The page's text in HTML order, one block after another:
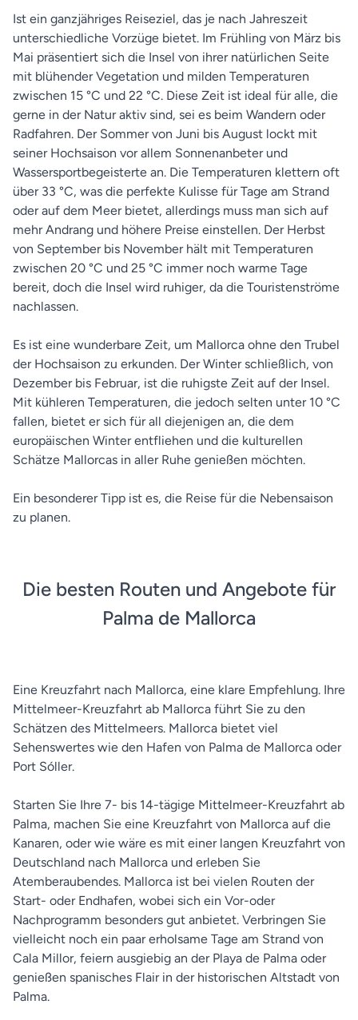
Ist ein ganzjähriges Reiseziel, das je nach Jahreszeit
unterschiedliche Vorzüge bietet. Im Frühling von März bis
Mai präsentiert sich die Insel von ihrer natürlichen Seite
mit blühender Vegetation und milden Temperaturen
zwischen 15 °C und 22 °C. Diese Zeit ist ideal für alle, die
gerne in der Natur aktiv sind, sei es beim Wandern oder
Radfahren. Der Sommer von Juni bis August lockt mit
seiner Hochsaison vor allem Sonnenanbeter und
Wassersportbegeisterte an. Die Temperaturen klettern oft
über 33 °C, was die perfekte Kulisse für Tage am Strand
oder auf dem Meer bietet, allerdings muss man sich auf
mehr Andrang und höhere Preise einstellen. Der Herbst
von September bis November hält mit Temperaturen
zwischen 20 °C und 25 °C immer noch warme Tage
bereit, doch die Insel wird ruhiger, da die Touristenströme
nachlassen.
Es ist eine wunderbare Zeit, um Mallorca ohne den Trubel
der Hochsaison zu erkunden. Der Winter schließlich, von
Dezember bis Februar, ist die ruhigste Zeit auf der Insel.
Mit kühleren Temperaturen, die jedoch selten unter 10 °C
fallen, bietet er sich für all diejenigen an, die dem
europäischen Winter entfliehen und die kulturellen
Schätze Mallorcas in aller Ruhe genießen möchten.
Ein besonderer Tipp ist es, die Reise für die Nebensaison
zu planen.
Die besten Routen und Angebote für
Palma de Mallorca
Eine Kreuzfahrt nach Mallorca, eine klare Empfehlung. Ihre
Mittelmeer-Kreuzfahrt ab Mallorca führt Sie zu den
Schätzen des Mittelmeers. Mallorca bietet viel
Sehenswertes wie den Hafen von Palma de Mallorca oder
Port Sóller.
Starten Sie Ihre 7- bis 14-tägige Mittelmeer-Kreuzfahrt ab
Palma, machen Sie eine Kreuzfahrt von Mallorca auf die
Kanaren, oder wie wäre es mit einer langen Kreuzfahrt von
Deutschland nach Mallorca und erleben Sie
Atemberaubendes. Mallorca ist bei vielen Routen der
Start- oder Endhafen, wobei sich ein Vor-oder
Nachprogramm besonders gut anbietet. Verbringen Sie
vielleicht noch ein paar erholsame Tage am Strand von
Cala Millor, feiern ausgiebig an der Playa de Palma oder
genießen spanisches Flair in der historischen Altstadt von
Palma.